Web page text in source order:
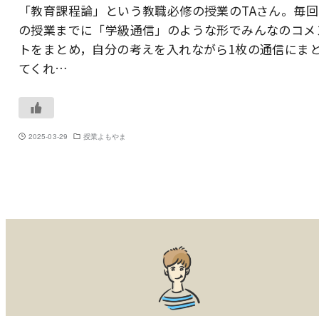
「教育課程論」という教職必修の授業のTAさん。毎
の授業までに「学級通信」のような形でみんなのコメ
トをまとめ，自分の考えを入れながら1枚の通信にま
てくれ…
2025-03-29 授業よもやま